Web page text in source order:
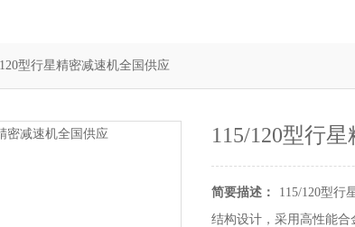
型行星精密减速机全国供应
115/120型行
简要描述：
115/120型行
结构设计，采用高性能